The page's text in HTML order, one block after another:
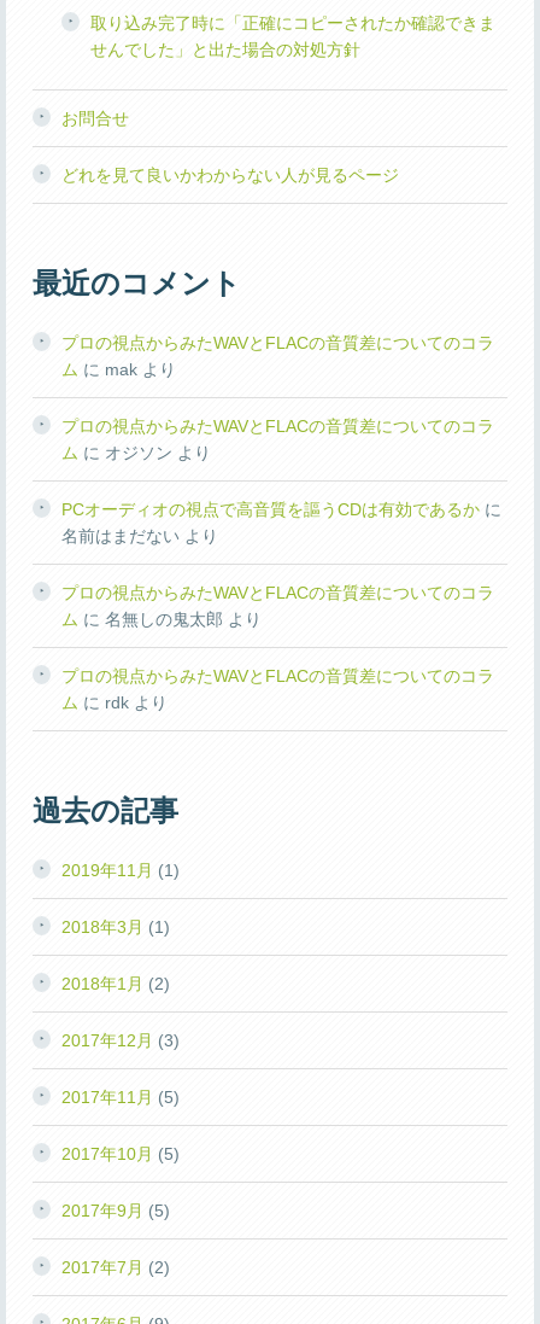
取り込み完了時に「正確にコピーされたか確認できま
せんでした」と出た場合の対処方針
お問合せ
どれを見て良いかわからない人が見るページ
最近のコメント
プロの視点からみたWAVとFLACの音質差についてのコラ
ム に makより
プロの視点からみたWAVとFLACの音質差についてのコラ
ム に オジソン より
PCオーディオの視点で高音質を謳うCDは有効であるかに
名前はまだない より
プロの視点からみたWAVとFLACの音質差についてのコラ
ム に 名無しの鬼太郎 より
プロの視点からみたWAVとFLACの音質差についてのコラ
ム に rdkより
過去の記事
2019年11月 (1)
2018年3月 (1)
2018年1月 (2)
2017年12月 (3)
2017年11月 (5)
2017年10月 (5)
2017年9月 (5)
2017年7月 (2)